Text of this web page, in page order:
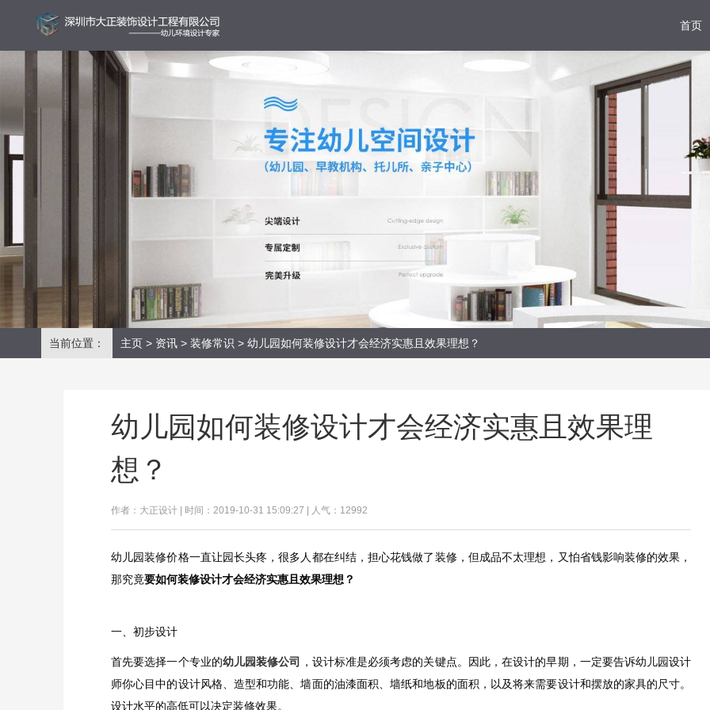
首页
当前位置： 主页 > 资讯 > 装修常识 > 幼儿园如何装修设计才会经济实惠且效果理想？
幼儿园如何装修设计才会经济实惠且效果理
想？
作者：大正设计 | 时间：2019-10-31 15:09:27 | 人气：12992
幼儿园装修价格一直让园长头疼，很多人都在纠结，担心花钱做了装修，但成品不太理想，又怕省钱影响装修的效果，
那究竟要如何装修设计才会经济实惠且效果理想？
一、初步设计
首先要选择一个专业的幼儿园装修公司
，设计标准是必须考虑的关键点。因此，在设计的早期，一定要告诉幼儿园设计
师你心目中的设计风格、造型和功能、墙面的油漆面积、墙纸和地板的面积，以及将来需要设计和摆放的家具的尺寸。
设计水平的高低可以决定装修效果。